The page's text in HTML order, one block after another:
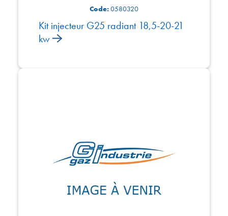
Code:0580320
Kit injecteur G25 radiant 18,5-20-21
kw